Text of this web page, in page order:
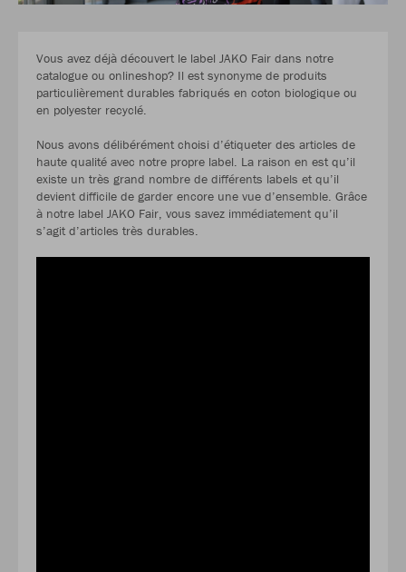
Vous avez déjà découvert le label JAKO Fair dans notre
catalogue ou onlineshop? Il est synonyme de produits
particulièrement durables fabriqués en coton biologique ou
en polyester recyclé.
Nous avons délibérément choisi d’étiqueter des articles de
haute qualité avec notre propre label. La raison en est qu’il
existe un très grand nombre de différents labels et qu’il
devient difficile de garder encore une vue d’ensemble. Grâce
à notre label JAKO Fair, vous savez immédiatement qu’il
s’agit d’articles très durables.